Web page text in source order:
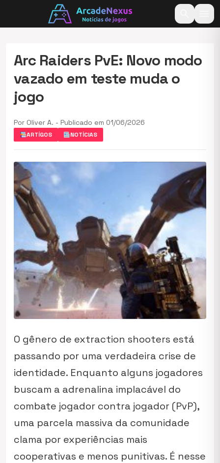
Arc Raiders PvE: Novo modo
vazado em teste muda o
jogo
Por Oliver A. - Publicado em 01/06/2026
ARTÍGOS NOTÍCIAS
O gênero de extraction shooters está
passando por uma verdadeira crise de
identidade. Enquanto alguns jogadores
buscam a adrenalina implacável do
combate jogador contra jogador (PvP),
uma parcela massiva da comunidade
clama por experiências mais
cooperativas e menos punitivas. É nesse